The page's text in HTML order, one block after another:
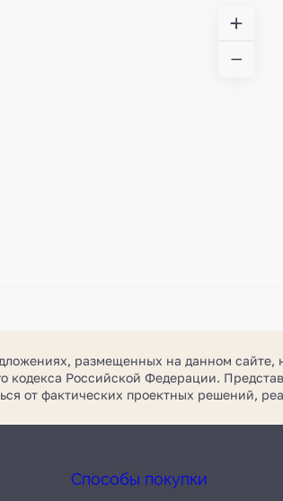
размещенных на данном сайте,
Российской Федерации.
от фактических проектных
Способы покупки